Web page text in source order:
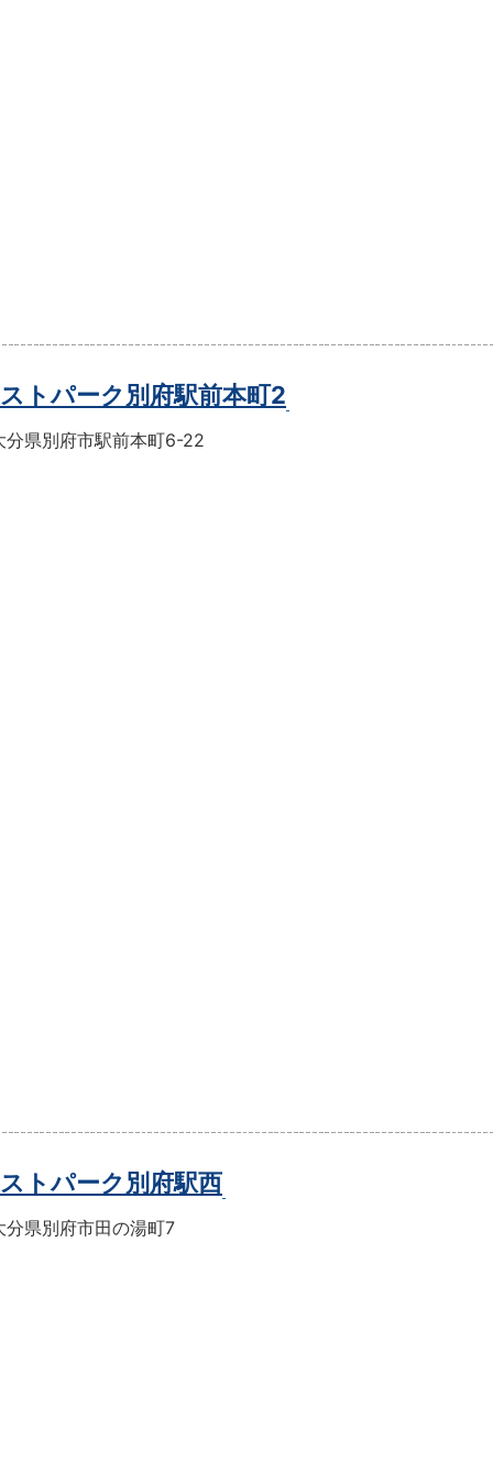
ストパーク別府駅前本町2
分県別府市駅前本町6-22
ストパーク別府駅西
分県別府市田の湯町7